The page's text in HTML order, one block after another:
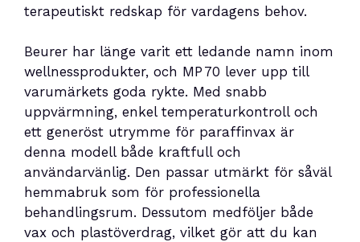
terapeutiskt redskap för vardagens behov.
Beurer har länge varit ett ledande namn inom
wellnessprodukter, och MP 70 lever upp till
varumärkets goda rykte. Med snabb
uppvärmning, enkel temperaturkontroll och
ett generöst utrymme för paraffinvax är
denna modell både kraftfull och
användarvänlig. Den passar utmärkt för såväl
hemmabruk som för professionella
behandlingsrum. Dessutom medföljer både
vax och plastöverdrag, vilket gör att du kan